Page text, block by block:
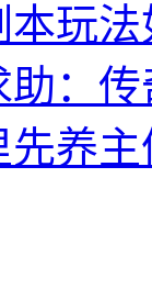
玩
助：
养